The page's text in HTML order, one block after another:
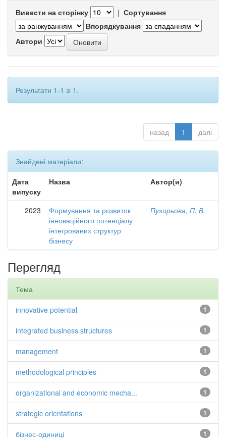
Вивести на сторінку | Сортування
Впорядкування
Автори
Результати 1-1 зі 1.
назад 1 далі
Знайдені матеріали:
Дата
випуску
Назва Автор(и)
2023
Формування та розвиток
інноваційного потенціалу
інтегрованих структур
бізнесу
Пузирьова, П. В.
Перегляд
Тема
1
innovative potential
1
integrated business structures
1
management
1
methodological principles
1
organizational and economic mecha...
1
strategic orientations
1
бізнес-одиниці